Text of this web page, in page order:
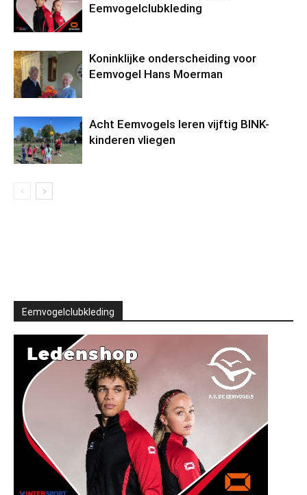
Eemvogelclubkleding
Koninklijke onderscheiding voor
Eemvogel Hans Moerman
Acht Eemvogels leren vijftig BINK-
kinderen vliegen
Eemvogelclubkleding